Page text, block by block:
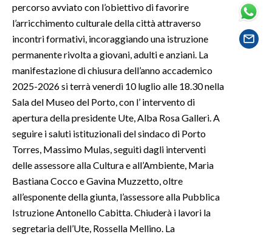
SPETTACOLI
GOSSIP
SALUTE
SARDEGNA TURISMO
SARDI NEL MONDO
NOTIZIE
EVENTI
#CARAUNIONE
3 MINUTI CON
percorso avviato con l’obiettivo di favorire
l’arricchimento culturale della città attraverso
incontri formativi, incoraggiando una istruzione
permanente rivolta a giovani, adulti e anziani. La
manifestazione di chiusura dell’anno accademico
2025-2026 si terrà venerdì 10 luglio alle 18.30 nella
Sala del Museo del Porto, con l’ intervento di
apertura della presidente Ute, Alba Rosa Galleri. A
seguire i saluti istituzionali del sindaco di Porto
Torres, Massimo Mulas, seguiti dagli interventi
delle assessore alla Cultura e all’Ambiente, Maria
Bastiana Cocco e Gavina Muzzetto, oltre
all’esponente della giunta, l’assessore alla Pubblica
Istruzione Antonello Cabitta. Chiuderà i lavori la
segretaria dell’Ute, Rossella Mellino. La